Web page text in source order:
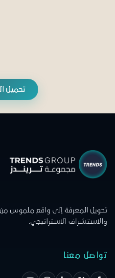
تحميل
تحويل المعرفة إلى واقع ملموس من
والاستشراف الاستراتيجي.
تواصل معنا